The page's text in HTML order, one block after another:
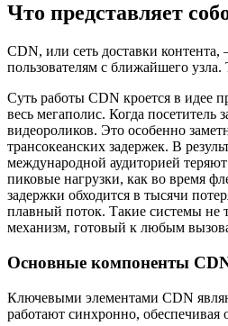
Что представляет
CDN, или сеть доставки контента,
пользователям с ближайшего
Суть работы CDN кроется в идее
весь мегаполис. Когда
видеороликов. Это особенно
трансокеанских задержек. В
международной аудиторией
пиковые нагрузки, как во время
задержки обходится в тысячи
плавный поток. Такие системы не
механизм, готовый к любым
Основные компоненты
Ключевыми элементами CDN
работают синхронно, обеспечивая